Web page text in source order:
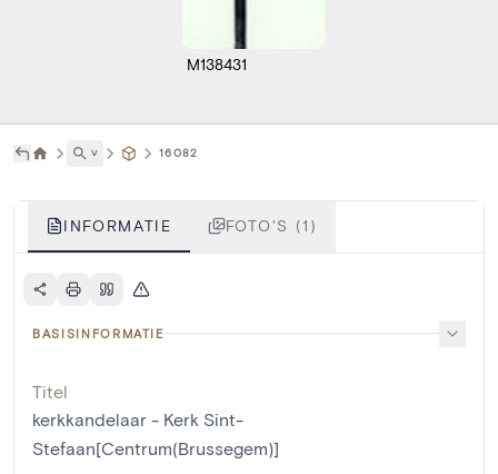
M138431
˅ 16082
INFORMATIE FOTO'S (1)
BASISINFORMATIE
Titel
kerkkandelaar - Kerk Sint-
Stefaan[Centrum(Brussegem)]